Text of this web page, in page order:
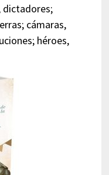
dictadores;
cámaras,
héroes,